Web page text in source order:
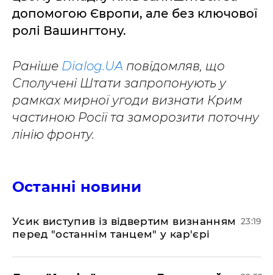
допомогою Європи, але без ключової
ролі Вашингтону.
Раніше Dialog.UA повідомляв, що
Сполучені Штати запропонують у
рамках мирної угоди визнати Крим
частиною Росії та заморозити поточну
лінію фронту.
Останні новини
​Усик виступив із відвертим визнанням
перед "останнім танцем" у кар'єрі
23:19